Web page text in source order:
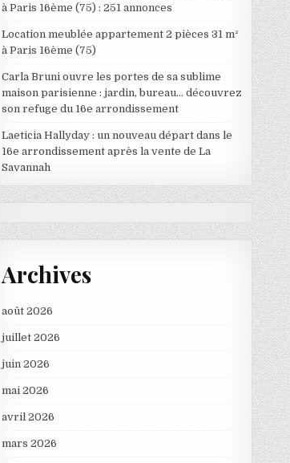
à Paris 16ème (75) : 251 annonces
Location meublée appartement 2 pièces 31 m²
à Paris 16ème (75)
Carla Bruni ouvre les portes de sa sublime
maison parisienne : jardin, bureau… découvrez
son refuge du 16e arrondissement
Laeticia Hallyday : un nouveau départ dans le
16e arrondissement après la vente de La
Savannah
Archives
août 2026
juillet 2026
juin 2026
mai 2026
avril 2026
mars 2026